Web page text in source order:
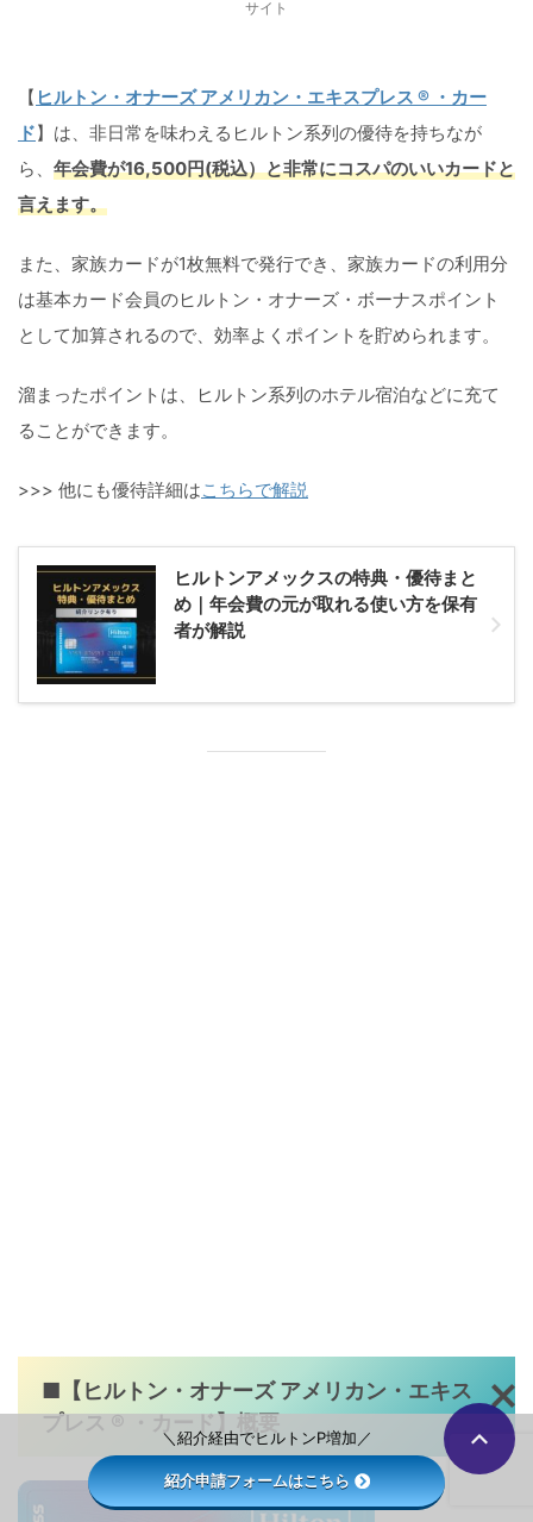
サイト
【 ヒルトン・オナーズ アメリカン・エキスプレス ® ・カー
ド】は、非日常を味わえるヒルトン系列の優待を持ちなが
ら、 年会費が16,500円(税込）と非常にコスパのいいカードと
言えます。
また、家族カードが1枚無料で発行でき、家族カードの利用分
は基本カード会員のヒルトン・オナーズ・ボーナスポイント
として加算されるので、効率よくポイントを貯められます。
溜まったポイントは、ヒルトン系列のホテル宿泊などに充て
ることができます。
>>> 他にも優待詳細はこちらで解説
ヒルトンアメックスの特典・優待まと
め｜年会費の元が取れる使い方を保有
者が解説
■【 ヒルトン・オナーズ アメリカン・エキス
プレス ® ・カード
＼紹介経由でヒルトンP増加／
紹介申請フォームはこちら